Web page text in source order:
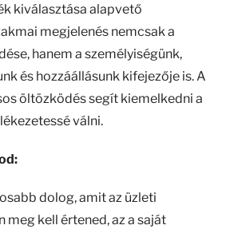
kiválasztása alapvető
megjelenés nemcsak a
hanem a személyiségünk,
és hozzáállásunk kifejezője is. A
öltözködés segít kiemelkedni a
válni.
dolog, amit az üzleti
meg kell értened, az a saját